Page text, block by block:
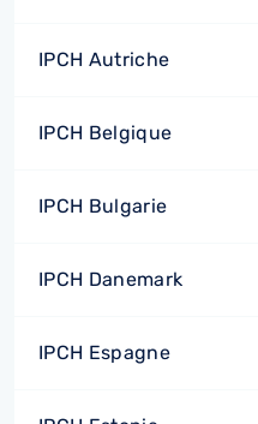
IPCH Autriche
IPCH Belgique
IPCH Bulgarie
IPCH Danemark
IPCH Espagne